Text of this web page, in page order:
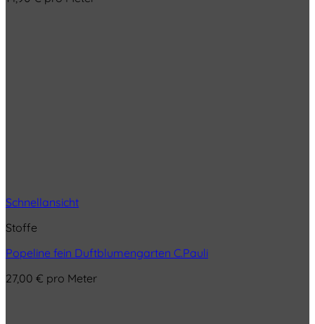
Schnellansicht
Stoffe
Popeline fein Duftblumengarten C.Pauli
27,00 € pro Meter